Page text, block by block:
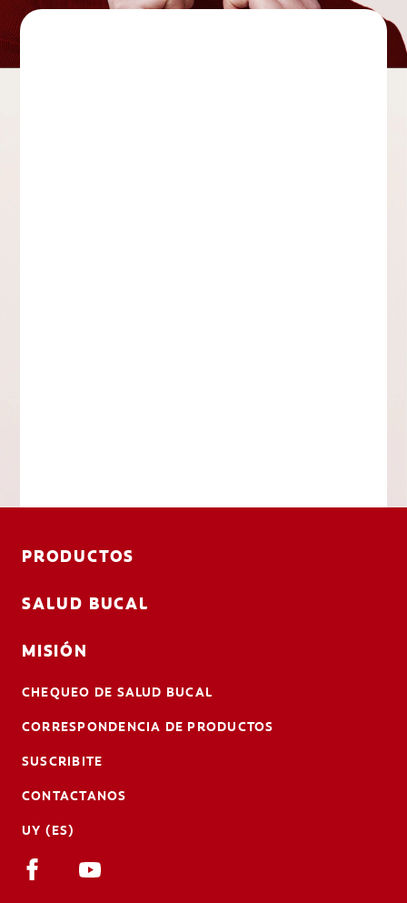
PRODUCTOS
SALUD BUCAL
MISIÓN
CHEQUEO DE SALUD BUCAL
CORRESPONDENCIA DE PRODUCTOS
SUSCRIBITE
CONTACTANOS
UY (ES)